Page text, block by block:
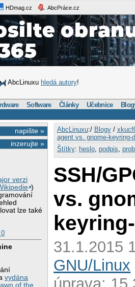
HDmag.cz AbcPráce.cz
AbcLinuxu hledá autory!
Software Články Učebnice
napište »
inzerujte »
verzi
)
lze také
vydána
of the
AbcLinuxu:/ Blogy/
agent vs. gnome-keyring-
Štítky: heslo, podpis,
SSH/
vs.
31.1.2015
GNU/Linux